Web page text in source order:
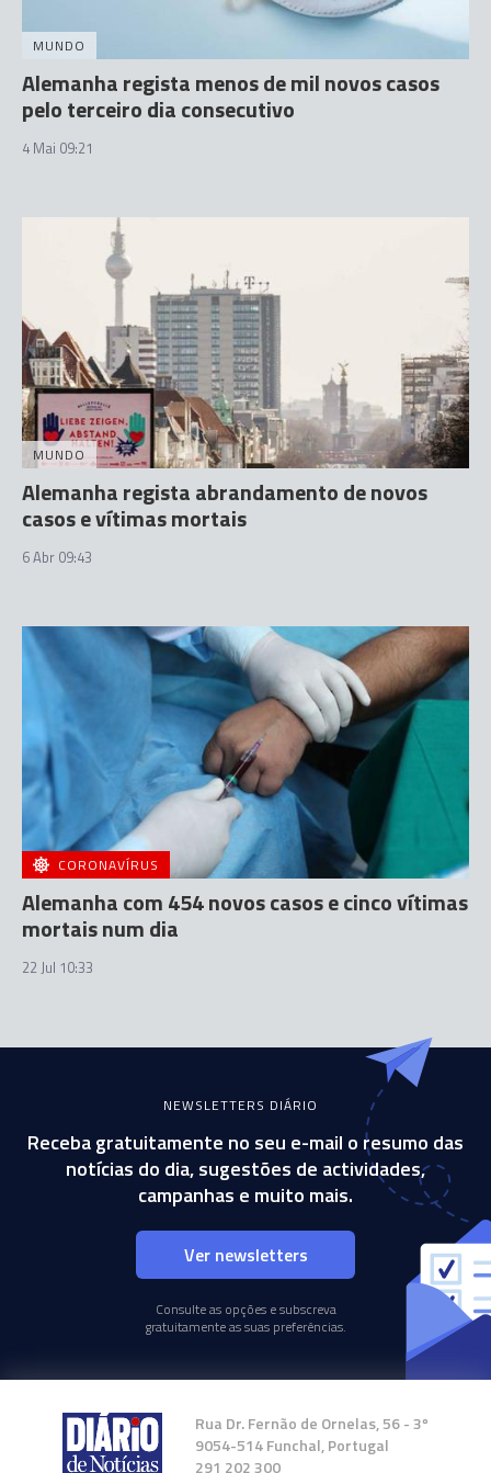
MUNDO
Alemanha regista menos de mil novos casos
pelo terceiro dia consecutivo
4 Mai 09:21
MUNDO
Alemanha regista abrandamento de novos
casos e vítimas mortais
6 Abr 09:43
CORONAVÍRUS
Alemanha com 454 novos casos e cinco vítimas
mortais num dia
22 Jul 10:33
NEWSLETTERS DIÁRIO
Receba gratuitamente no seu e-mail o resumo das
notícias do dia, sugestões de actividades,
campanhas e muito mais.
Ver newsletters
Consulte as opções e subscreva
gratuitamente as suas preferências.
Rua Dr. Fernão de Ornelas, 56 - 3º
9054-514 Funchal, Portugal
291 202 300